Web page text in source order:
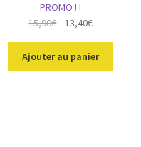
PROMO ! !
15,90€
Le
initial
était :
13,40€Le
actuel
est :
Ajouter au panier